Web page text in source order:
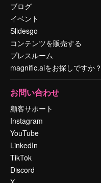
ブログ
イベント
Slidesgo
コンテンツを販売する
プレスルーム
magnific.aiをお探しですか？
お問い合わせ
顧客サポート
Instagram
YouTube
LinkedIn
TikTok
Discord